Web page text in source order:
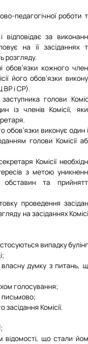
педагогічної роботи
відповідає за
на її засіданнях
розгляду.
обов’язки кожного
його обов’язки
ВР і СР).
голови
із членів Комісії,
обов’язки виконує один
голови Комісії
Комісії
з метою
обставин та
проведення
на засіданнях
випадку
думку з питань,
голосування;
Комісії.
відомості, що стали